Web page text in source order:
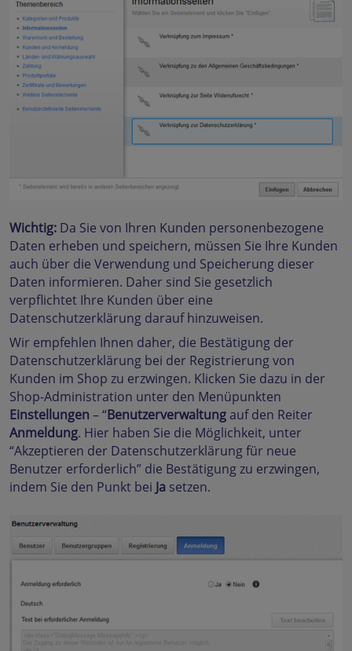
Wichtig: Da Sie von Ihren Kunden personenbezogene
Daten erheben und speichern, müssen Sie Ihre Kunden
auch über die Verwendung und Speicherung dieser
Daten informieren. Daher sind Sie gesetzlich
verpflichtet Ihre Kunden über eine
Datenschutzerklärung darauf hinzuweisen.
Wir empfehlen Ihnen daher, die Bestätigung der
Datenschutzerklärung bei der Registrierung von
Kunden im Shop zu erzwingen. Klicken Sie dazu in der
Shop-Administration unter den Menüpunkten
Einstellungen – “Benutzerverwaltung auf den Reiter
Anmeldung. Hier haben Sie die Möglichkeit, unter
“Akzeptieren der Datenschutzerklärung für neue
Benutzer erforderlich” die Bestätigung zu erzwingen,
indem Sie den Punkt bei Ja setzen.